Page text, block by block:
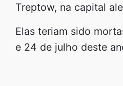
Treptow, na capital
Elas teriam sido
e 24 de julho deste